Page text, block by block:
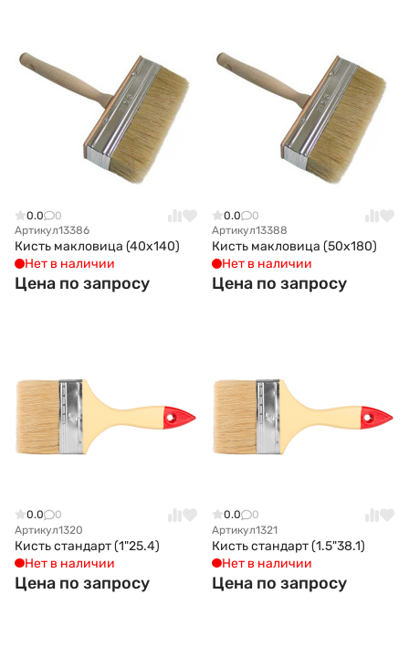
0.0
0
Артикул13386
Кисть макловица (40x140)
Нет в наличии
Цена по запросу
0.0
0
Артикул13388
Кисть макловица (50x180)
Нет в наличии
Цена по запросу
0.0
0
Артикул1320
Кисть стандарт (1"25.4)
Нет в наличии
Цена по запросу
0.0
0
Артикул1321
Кисть стандарт (1.5"38.1)
Нет в наличии
Цена по запросу